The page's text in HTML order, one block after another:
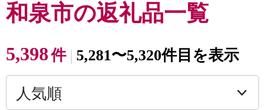
和泉市の返礼品一覧
5,398件 5,281〜5,320件目を表示